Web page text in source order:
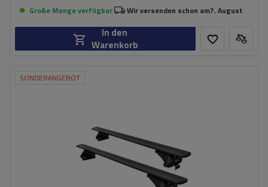
Große Menge verfügbar
Wir versenden schon am7. August
In den
Warenkorb
SONDERANGEBOT